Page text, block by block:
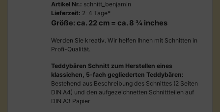
Artikel Nr.: schnitt_benjamin
Lieferzeit: 2-4 Tage*
Größe: ca. 22 cm = ca. 8 ¾ inches
Werden Sie kreativ. Wir helfen Ihnen mit Schnitten in
Profi-Qualität.
Teddybären Schnitt zum Herstellen eines
klassichen, 5-fach gegliederten Teddybären:
Bestehend aus Beschreibung des Schnittes (2 Seiten
DIN A4) und den aufgezeichnetten Schnittteilen auf
DIN A3 Papier